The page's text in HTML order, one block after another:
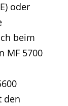
oder
beim
MF 5700
den